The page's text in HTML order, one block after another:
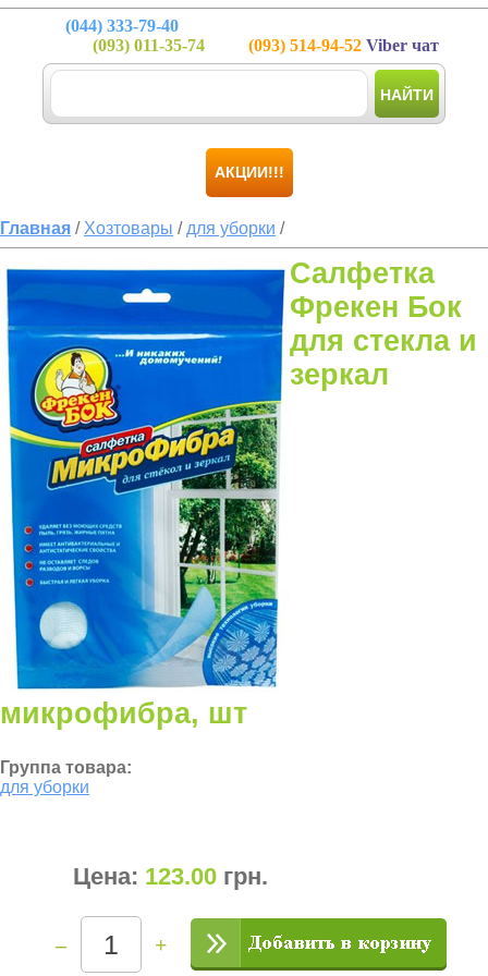
(044) 333-79-40
(093) 011-35-74 (093) 514-94-52 Viber чат
НАЙТИ
АКЦИИ!!!
Главная / Хозтовары / для уборки /
Салфетка
Фрекен Бок
для стекла и
зеркал
микрофибра, шт
Группа товара:
для уборки
Цена: 123.00 грн.
– +